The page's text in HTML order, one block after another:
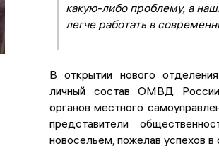
какую-либо проблему, а
легче работать в
В открытии нового
личный состав ОМВД России
органов местного
представители
новосельем, пожелав успехов в